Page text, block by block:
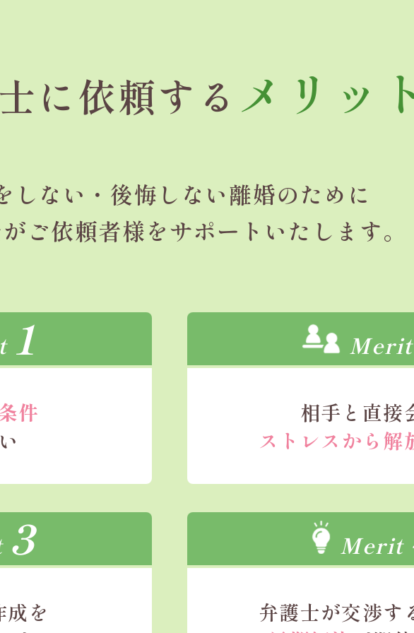
に依頼する メリッ
しない・後悔しない離婚のために
ご依頼者様をサポートいたします。
1
件
Merit
相手と直接
ストレスから解
3
を
Merit
弁護士が交渉す